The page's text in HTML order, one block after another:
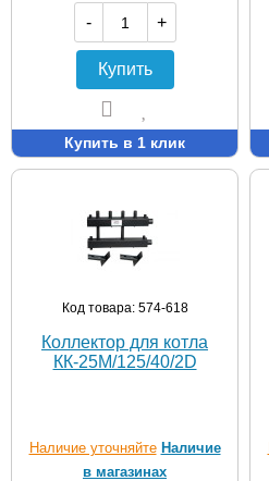
-
+
Купить
Купить в 1 клик
Код товара: 574-618
Коллектор для котла
КК-25M/125/40/2D
Наличие уточняйте Наличие
в магазинах